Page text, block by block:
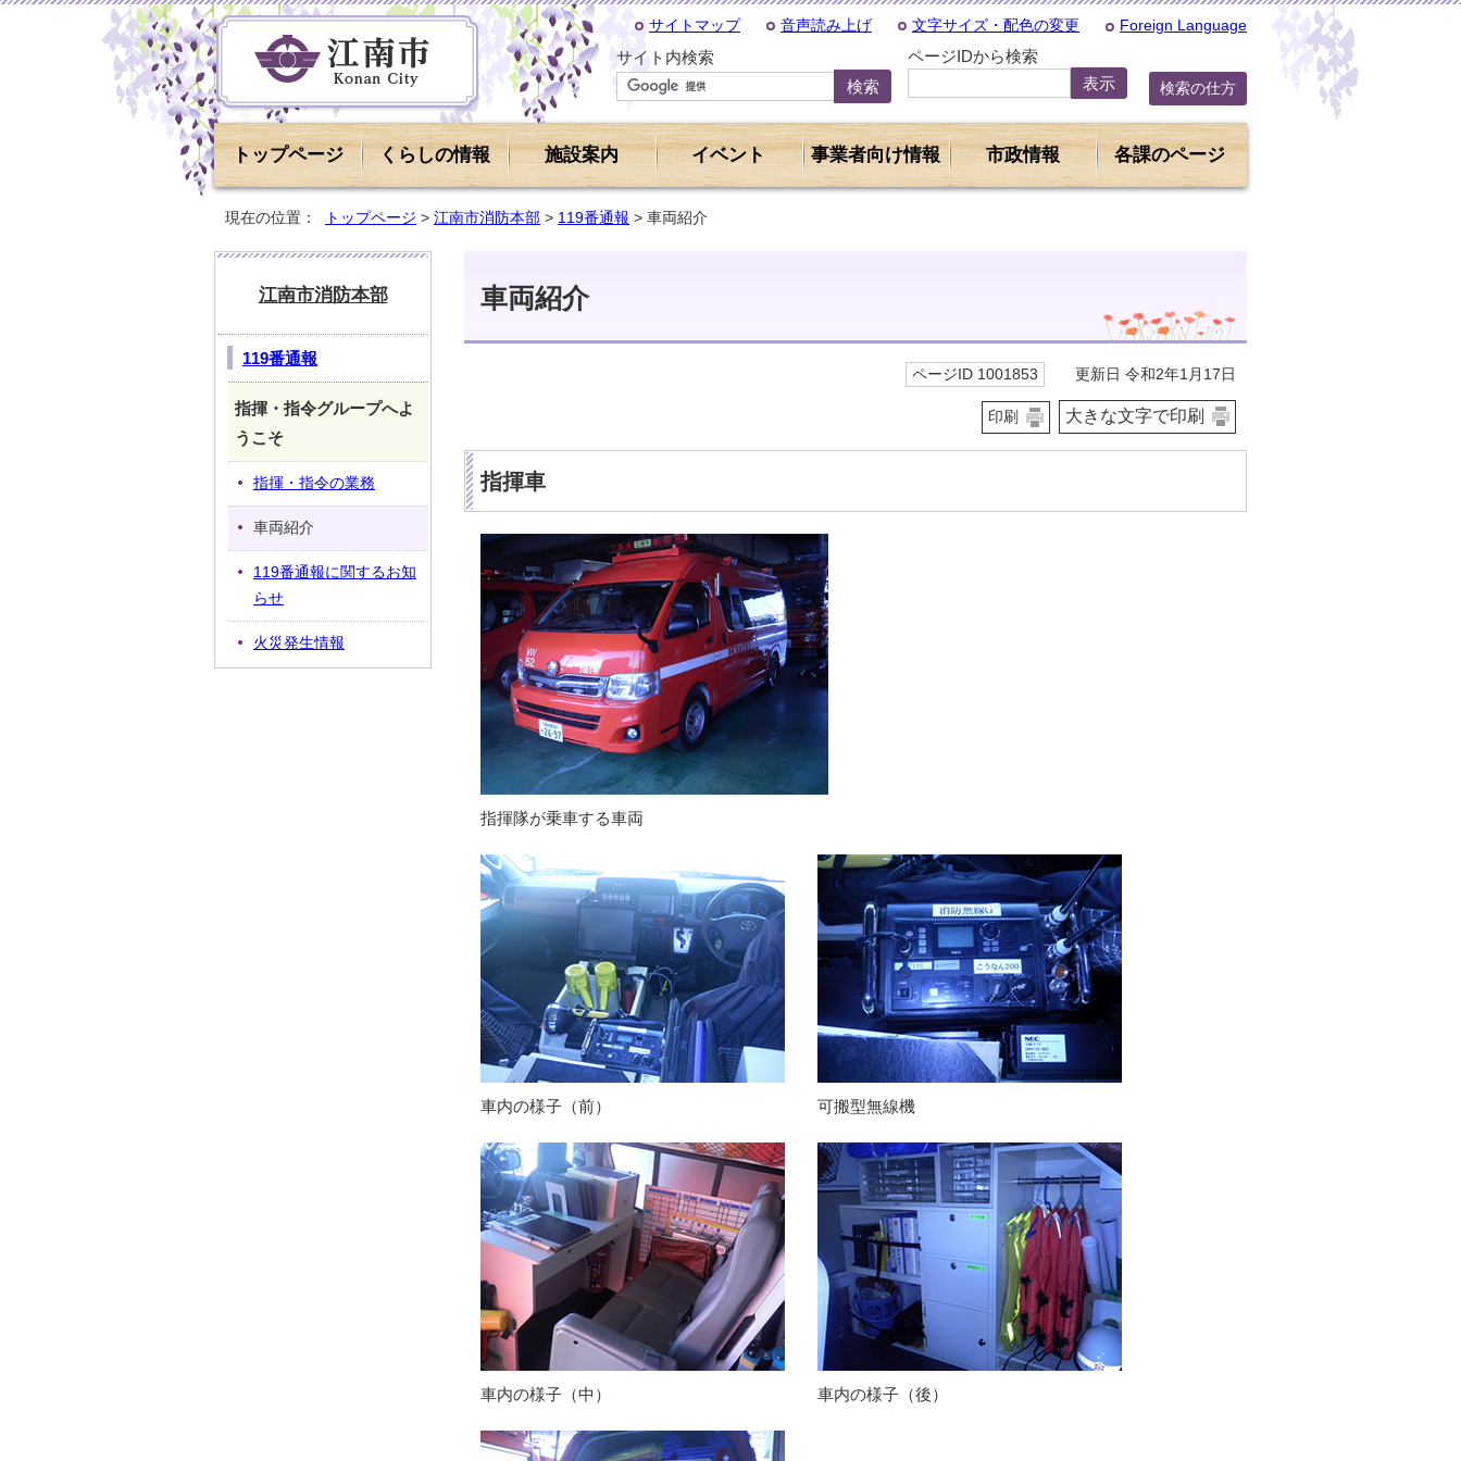
サイトマップ 音声読み上げ 文字サイズ・配色の変更 Foreign Language
サイト内検索 ページIDから検索
検索の仕方
トップページ くらしの情報 施設案内 イベント 事業者向け情報 市政情報 各課のページ
現在の位置： トップページ > 江南市消防本部 > 119番通報 > 車両紹介
車両紹介
ページID 1001853 更新日 令和2年1月17日
印刷 大きな文字で印刷
指揮車
指揮隊が乗車する車両
車内の様子（前） 可搬型無線機
車内の様子（中） 車内の様子（後）
江南市消防本部
119番通報
指揮・指令グループへよ
うこそ
指揮・指令の業務
車両紹介
119番通報に関するお知
らせ
火災発生情報